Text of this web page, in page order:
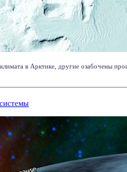
в Арктике, другие озабочены